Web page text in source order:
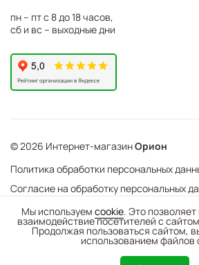
Мы используем cookie. Это
взаимодействие посетителей с
Продолжая пользоваться сайтом,
использованием файлов
- + В
пн – пт с 8 до 18 часов,
сб и вс – выходные дни
© 2026 Интернет-магазинОрион
Политика обработки персональных
Согласие на обработку персональных
Web Механика
- создание интернет-магазинов